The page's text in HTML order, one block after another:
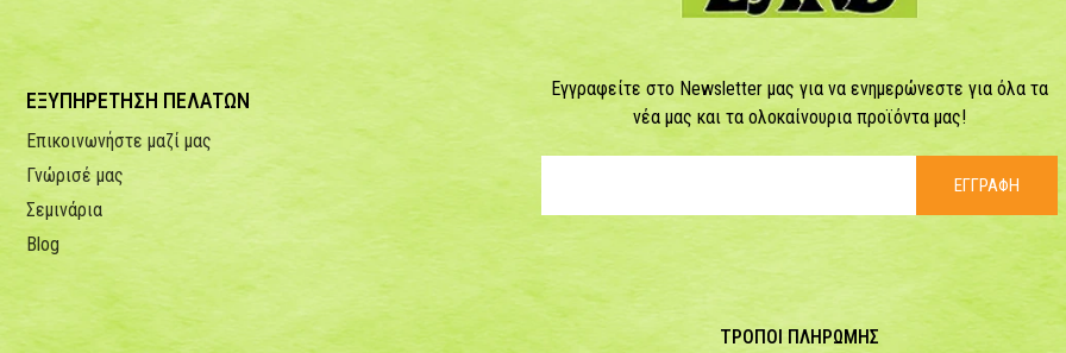
ΕΞΥΠΗΡΕΤΗΣΗ ΠΕΛΑΤΩΝ
Επικοινωνήστε μαζί μας
Γνώρισέ μας
Σεμινάρια
Blog
Εγγραφείτε στο Newsletter μας για να ενημερώνεστε για όλα τα
νέα μας και τα ολοκαίνουρια προϊόντα μας!
ΕΓΓΡΑΦΗ
ΤΡΟΠΟΙ ΠΛΗΡΩΜΗΣ